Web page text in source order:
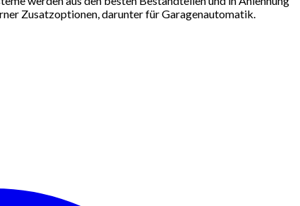
Zusatzoptionen, darunter für Garagenautomatik.